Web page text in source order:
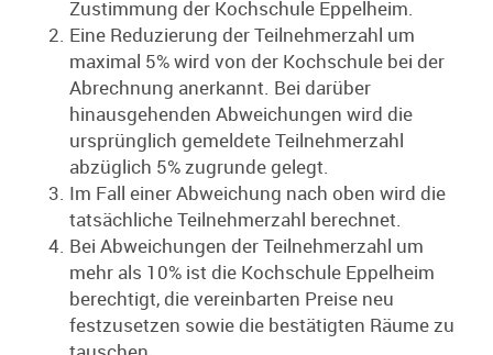
Zustimmung der Kochschule Eppelheim.
Eine Reduzierung der Teilnehmerzahl um
maximal 5% wird von der Kochschule bei der
Abrechnung anerkannt. Bei darüber
hinausgehenden Abweichungen wird die
ursprünglich gemeldete Teilnehmerzahl
abzüglich 5% zugrunde gelegt.
Im Fall einer Abweichung nach oben wird die
tatsächliche Teilnehmerzahl berechnet.
Bei Abweichungen der Teilnehmerzahl um
mehr als 10% ist die Kochschule Eppelheim
berechtigt, die vereinbarten Preise neu
festzusetzen sowie die bestätigten Räume zu